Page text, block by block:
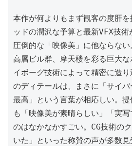
本作が何よりもまず観客の度肝
ッドの潤沢な予算と最新VFX技
圧倒的な「映像美」に他ならな
高層ビル群、摩天楼を彩る巨大
イボーグ技術によって精密に造
のディテールは、まさに「サイ
最高」という言葉が相応しい。
も「映像美が素晴らしい」「実
のはなかなかすごい。CG技術の
いた」といった称賛の声が多数見